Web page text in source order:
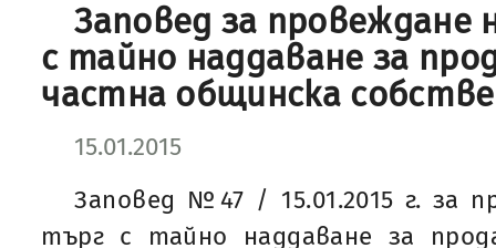
Заповед за провеждане
с тайно наддаване за
частна общинска
15.01.2015
Заповед №47 / 15.01.2015 г. за
търг с тайно наддаване за